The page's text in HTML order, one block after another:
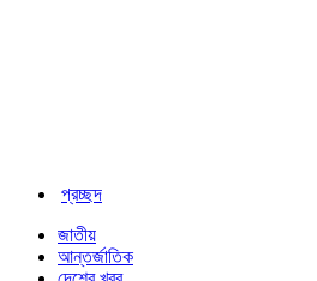
প্রচ্ছদ
জাতীয়
আন্তর্জাতিক